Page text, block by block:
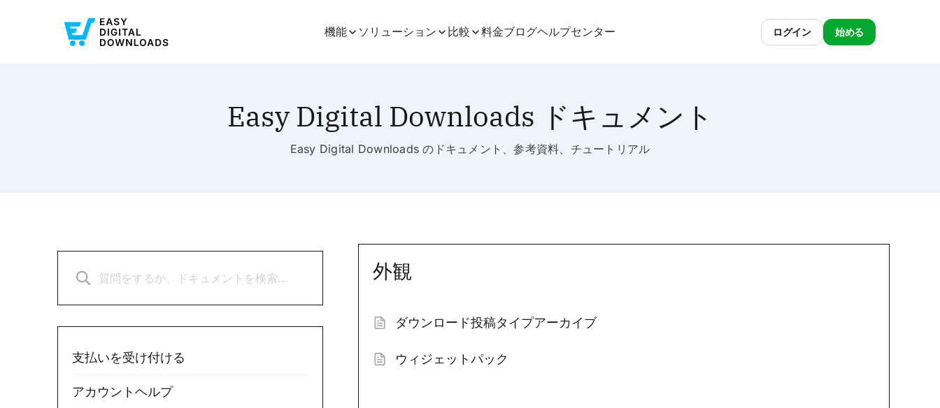
機能 ソリューション 比較 料金ブログヘルプセンター ログイン 始める
Easy Digital Downloads ドキュメント
Easy Digital Downloads のドキュメント、参考資料、チュートリアル
支払いを受け付ける
アカウントヘルプ
外観
ダウンロード投稿タイプアーカイブ
ウィジェットパック